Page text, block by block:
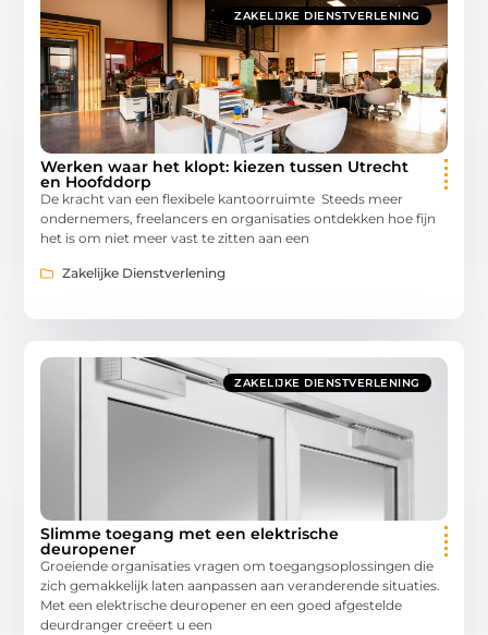
ZAKELIJKE DIENSTVERLENING
Werken waar het klopt: kiezen tussen Utrecht
en Hoofddorp
De kracht van een flexibele kantoorruimte Steeds meer
ondernemers, freelancers en organisaties ontdekken hoe fijn
het is om niet meer vast te zitten aan een
Zakelijke Dienstverlening
ZAKELIJKE DIENSTVERLENING
Slimme toegang met een elektrische
deuropener
Groeiende organisaties vragen om toegangsoplossingen die
zich gemakkelijk laten aanpassen aan veranderende situaties.
Met een elektrische deuropener en een goed afgestelde
deurdranger creëert u een